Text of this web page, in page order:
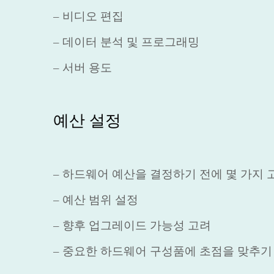
– 비디오 편집
– 데이터 분석 및 프로그래밍
– 서버 용도
예산 설정
– 하드웨어 예산을 결정하기 전에 몇 가지
– 예산 범위 설정
– 향후 업그레이드 가능성 고려
– 중요한 하드웨어 구성품에 초점을 맞추기